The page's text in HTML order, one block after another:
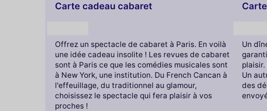
Carte cadeau cabaret
Offrez un spectacle de cabaret à Paris. En voilà
une idée cadeau insolite ! Les revues de cabaret
sont à Paris ce que les comédies musicales sont
à New York, une institution. Du French Cancan à
l'effeuillage, du traditionnel au glamour,
choisissez le spectacle qui fera plaisir à vos
proches !
Un
Un
des